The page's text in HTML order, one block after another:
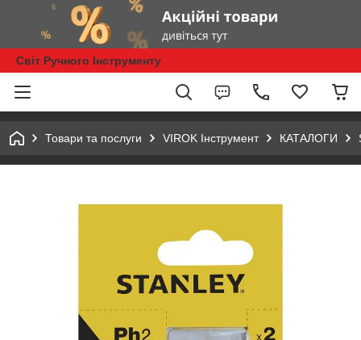
Світ Ручного Інструменту
Товари та послуги VIROK Інструмент КАТАЛОГИ